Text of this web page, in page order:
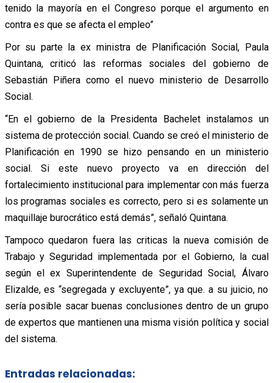
tenido la mayoría en el Congreso porque el argumento en
contra es que se afecta el empleo”
Por su parte la ex ministra de Planificación Social, Paula
Quintana, criticó las reformas sociales del gobierno de
Sebastián Piñera como el nuevo ministerio de Desarrollo
Social.
“En el gobierno de la Presidenta Bachelet instalamos un
sistema de protección social. Cuando se creó el ministerio de
Planificación en 1990 se hizo pensando en un ministerio
social. Si este nuevo proyecto va en dirección del
fortalecimiento institucional para implementar con más fuerza
los programas sociales es correcto, pero si es solamente un
maquillaje burocrático está demás”, señaló Quintana.
Tampoco quedaron fuera las criticas la nueva comisión de
Trabajo y Seguridad implementada por el Gobierno, la cual
según el ex Superintendente de Seguridad Social, Álvaro
Elizalde, es “segregada y excluyente”, ya que. a su juicio, no
sería posible sacar buenas conclusiones dentro de un grupo
de expertos que mantienen una misma visión política y social
del sistema.
Entradas relacionadas: